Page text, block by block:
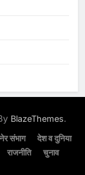
BlazeThemes.
संभाग
देश व दुनिया
राजनीति चुनाव